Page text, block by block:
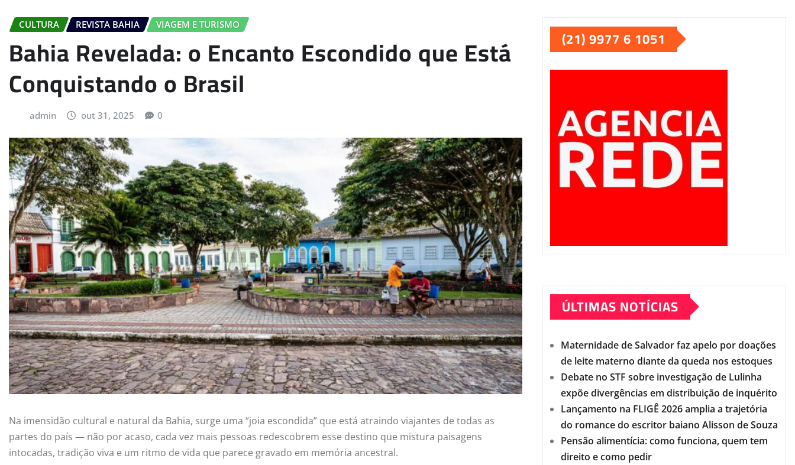
CULTURA REVISTA BAHIA VIAGEM E TURISMO
Bahia Revelada: o Encanto Escondido que Está
Conquistando o Brasil
admin out 31, 2025 0
Na imensidão cultural e natural da Bahia, surge uma “joia escondida” que está atraindo viajantes de todas as
partes do país — não por acaso, cada vez mais pessoas redescobrem esse destino que mistura paisagens
intocadas, tradição viva e um ritmo de vida que parece gravado em memória ancestral.
(21) 9977 6 1051
ÚLTIMAS NOTÍCIAS
Maternidade de Salvador faz apelo por doações
de leite materno diante da queda nos estoques
Debate no STF sobre investigação de Lulinha
expõe divergências em distribuição de inquérito
Lançamento na FLIGÊ 2026 amplia a trajetória
do romance do escritor baiano Alisson de Souza
Pensão alimentícia: como funciona, quem tem
direito e como pedir